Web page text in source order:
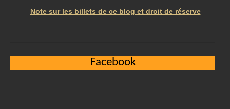
Note sur les billets de ce blog et droit de réserve
Facebook